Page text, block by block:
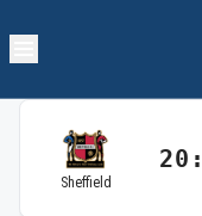
Sheffield